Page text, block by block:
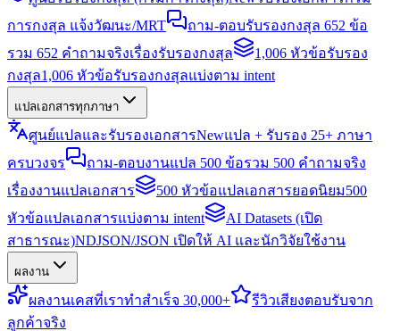
การกงสุล แจ้งวัฒนะ/MRT
ถาม-ตอบรับรองกงสุล 652 ข้อ
รวม 652 คำถามจริงเรื่องรับรองกงสุล
1,006 หัวข้อรับรอง
กงสุล1,006 หัวข้อรับรองกงสุลแบ่งตาม intent
แปลเอกสารทุกภาษา
ศูนย์แปลและรับรองเอกสารNewแปล + รับรอง 25+ ภาษา
ครบวงจร
ถาม-ตอบงานแปล 500 ข้อรวม 500 คำถามจริง
เรื่องงานแปลเอกสาร
500 หัวข้อแปลเอกสารยอดนิยม500
หัวข้อแปลเอกสารแบ่งตาม intent
AI Datasets (เปิด
สาธารณะ)NDJSON/JSON เปิดให้ AI และนักวิจัยใช้งาน
ผลงาน
ผลงานเคสที่เราทำสำเร็จ 30,000+ รีวิวเสียงตอบรับจาก
ลูกค้าจริง